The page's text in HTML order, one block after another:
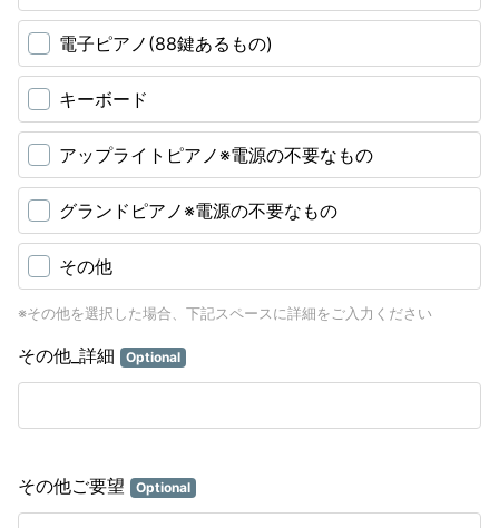
電子ピアノ(88鍵あるもの)
キーボード
アップライトピアノ※電源の不要なもの
グランドピアノ※電源の不要なもの
その他
※その他を選択した場合、下記スペースに詳細をご入力ください
その他_詳細 Optional
その他ご要望 Optional